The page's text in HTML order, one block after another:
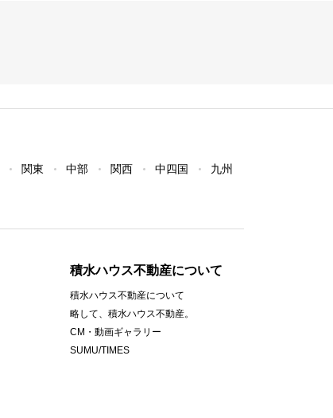
関東 中部 関西 中四国 九州
積水ハウス不動産について
積水ハウス不動産について
略して、積水ハウス不動産。
CM・動画ギャラリー
SUMU/TIMES